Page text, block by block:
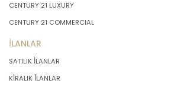
CENTURY 21 LUXURY
CENTURY 21 COMMERCIAL
İLANLAR
SATILIK İLANLAR
KİRALIK İLANLAR